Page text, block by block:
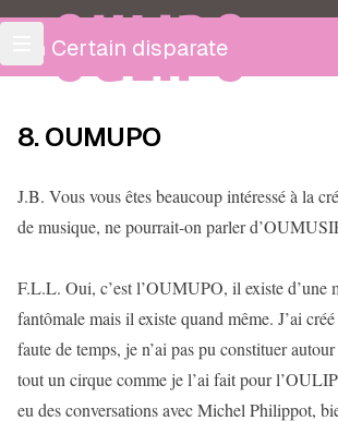
OULIPO
Un Certain disparate
8. OUMUPO
J.B. Vous vous êtes beaucoup intéressé à la
de musique, ne pourrait-on parler
F.L.L. Oui, c’est l’OUMUPO, il existe d’une
fantômale mais il existe quand même. J’ai
faute de temps, je n’ai pas pu constituer
tout un cirque comme je l’ai fait pour
eu des conversations avec Michel Philippot,